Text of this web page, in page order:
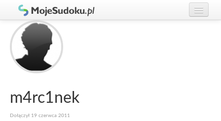
Graj w Sudoku!
Zasady Sudoku
Rankingi
Gracze
m4rc1nek
Dołączył 19 czerwca 2011